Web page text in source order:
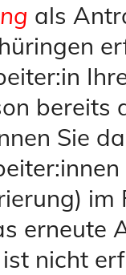
als
bereits
Sie
erneute
nicht